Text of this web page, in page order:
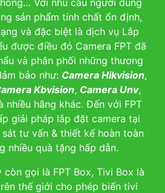
sản phẩm tính chất ổn định,
và đặc biệt là dịch vụ Lắp
được điều đó Camera FPT đã
và phân phối những thương
bảo như: Camera Hikvision,
Kbvision, Camera Unv,
nhiều hãng khác. Đến với FPT
giải pháp lắp đặt camera tại
tư vấn & thiết kế hoàn toàn
nhiều quà tặng hấp dẫn.
còn gọi là FPT Box, Tivi Box là
thế giới cho phép biến tivi